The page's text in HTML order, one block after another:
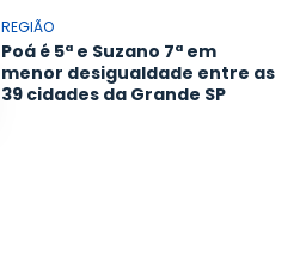
REGIÃO
Poá é 5ª e Suzano 7ª em
menor desigualdade entre as
39 cidades da Grande SP